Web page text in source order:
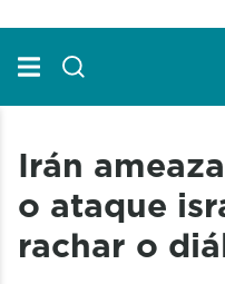
Irán
o ataque
rachar o